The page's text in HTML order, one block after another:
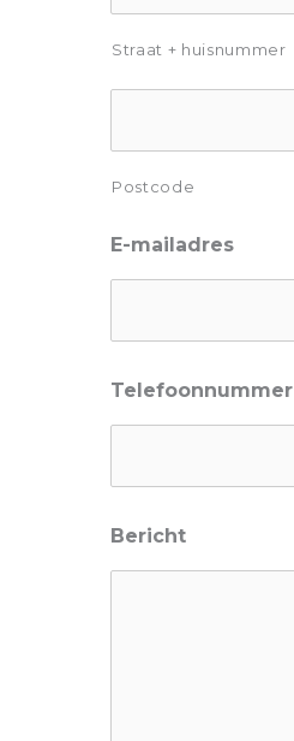
Straat + huisnummer
Postcode
E-mailadres
Telefoonnummer
Bericht